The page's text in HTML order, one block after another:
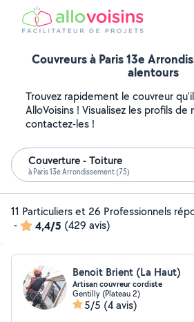
Couvreurs à Paris 13e
alentours
Trouvez rapidement le couvreur
AlloVoisins ! Visualisez les profils
contactez-les !
Couverture - Toiture
à Paris 13e Arrondissement (75)
11 Particuliers et 26 Professionnels
-
4,4/5 (429 avis)
Benoit Brient (La Haut)
Artisan couvreur cordiste
Gentilly (Plateau 2)
5/5 (4 avis)